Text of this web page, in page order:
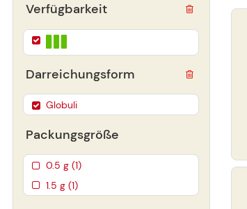
Verfügbarkeit
Darreichungsform
Globuli
Packungsgröße
0.5 g (1)
1.5 g (1)